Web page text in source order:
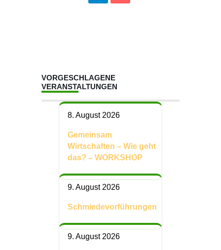
VORGESCHLAGENE
VERANSTALTUNGEN
8. August 2026
Gemeinsam
Wirtschaften – Wie geht
das? – WORKSHOP
9. August 2026
Schmiedevorführungen
9. August 2026